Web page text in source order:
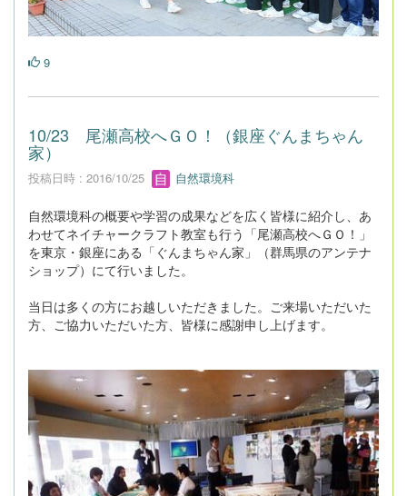
9
10/23 尾瀬高校へＧＯ！（銀座ぐんまちゃん
家）
投稿日時 : 2016/10/25 自然環境科
自然環境科の概要や学習の成果などを広く皆様に紹介し、あ
わせてネイチャークラフト教室も行う「尾瀬高校へＧＯ！」
を東京・銀座にある「ぐんまちゃん家」（群馬県のアンテナ
ショップ）にて行いました。
当日は多くの方にお越しいただきました。ご来場いただいた
方、ご協力いただいた方、皆様に感謝申し上げます。